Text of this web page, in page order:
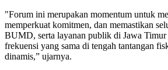
"Forum ini merupakan momentum untuk
memperkuat komitmen, dan memastikan
BUMD, serta layanan publik di Jawa Timur
frekuensi yang sama di tengah tantangan
dinamis,” ujarnya.